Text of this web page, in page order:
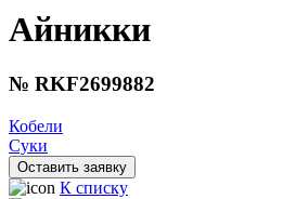
Айникки
№ RKF2699882
Кобели
Суки
Оставить заявку
К списку